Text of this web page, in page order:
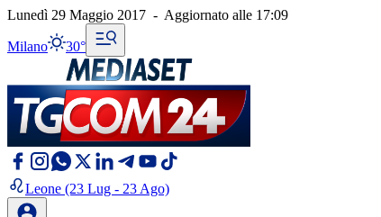
Lunedì 29 Maggio 2017 - Aggiornato alle 17:09
Milano 30°
Leone (23 Lug - 23 Ago)